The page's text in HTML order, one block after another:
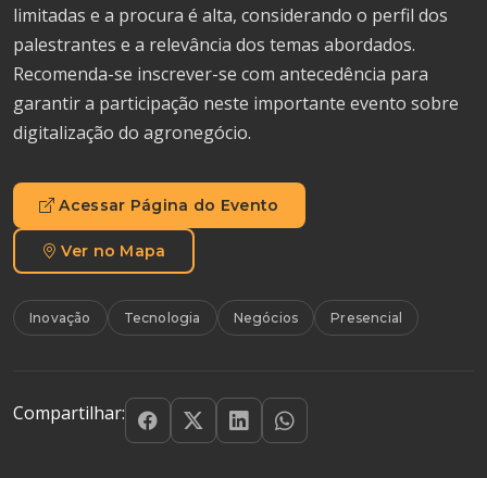
limitadas e a procura é alta, considerando o perfil dos
palestrantes e a relevância dos temas abordados.
Recomenda-se inscrever-se com antecedência para
garantir a participação neste importante evento sobre
digitalização do agronegócio.
Acessar Página do Evento
Ver no Mapa
Inovação Tecnologia Negócios Presencial
Compartilhar: